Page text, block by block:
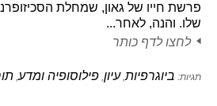
פרשת חייו של גאון, שמחלת
שלו. והנה, לאחר...
לחצו לדף כותר
תגיות: ביוגרפיות,עיון, פילוסופיה ומדע,